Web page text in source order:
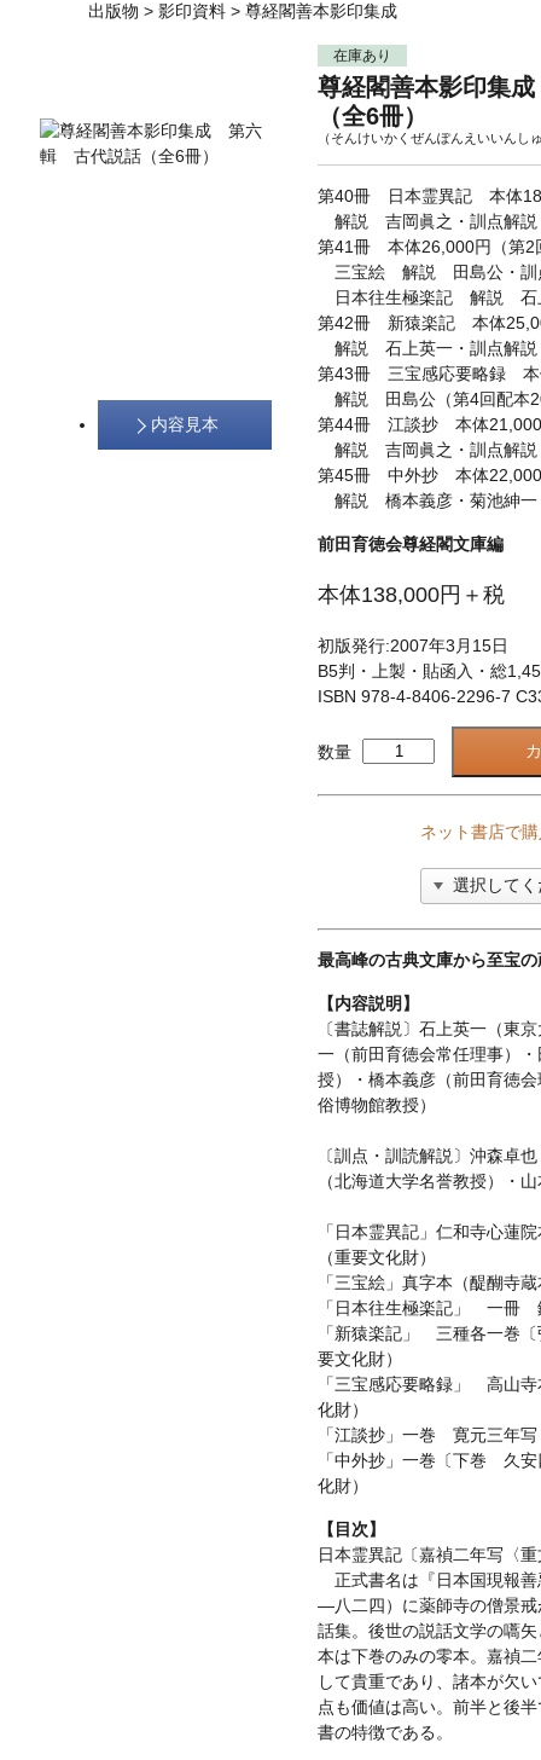
出版物 > 影印資料 > 尊経閣善本影印集成
内容見本
在庫あり
尊経閣善本影印集
（全6冊）
（そんけいかくぜんぽんえいいんし
第40冊 日本霊異記 本体
解説 吉岡眞之・訓点解説
第41冊 本体26,000円（第2
三宝絵 解説 田島公・訓
日本往生極楽記 解説 石
第42冊 新猿楽記 本体
解説 石上英一・訓点解説
第43冊 三宝感応要略録 本
解説 田島公（第4回配本
第44冊 江談抄 本体
解説 吉岡眞之・訓点解説
第45冊 中外抄 本体
解説 橋本義彦・菊池紳一
前田育徳会尊経閣文庫編
本体138,000円＋税
初版発行:2007年3月15日
B5判・上製・貼函入・総
ISBN 978-4-8406-2296-7
数量
ネット書店で
最高峰の古典文庫から至宝
【内容説明】
〔書誌解説〕石上英一（東
一（前田育徳会常任理事）
授）・橋本義彦（前田育徳
俗博物館教授）
〔訓点・訓読解説〕沖森卓
（北海道大学名誉教授）・
「日本霊異記」仁和寺心
（重要文化財）
「三宝絵」真字本（醍醐
「日本往生極楽記」 一冊
「新猿楽記」 三種各一巻
要文化財）
「三宝感応要略録」 高山
化財）
「江談抄」一巻 寛元三年
「中外抄」一巻〔下巻 久
化財）
【目次】
日本霊異記〔嘉禎二年写〈
正式書名は『日本国現報
—八二四）に薬師寺の僧景
話集。後世の説話文学の嚆
本は下巻のみの零本。嘉禎
して貴重であり、諸本が欠
点も価値は高い。前半と後
書の特徴である。